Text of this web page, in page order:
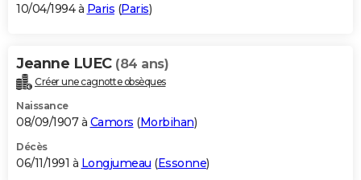
10/04/1994 à Paris (Paris)
Jeanne LUEC (84 ans)
Créer une cagnotte obsèques
Naissance
08/09/1907 à Camors (Morbihan)
Décès
06/11/1991 à Longjumeau (Essonne)